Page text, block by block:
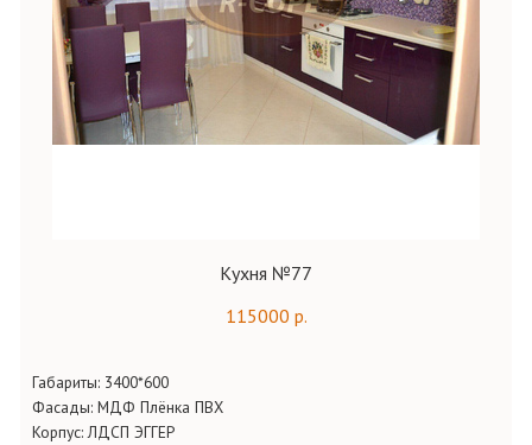
Кухня №77
115000 р.
Габариты: 3400*600
Фасады: МДФ Плёнка ПВХ
Корпус:ЛДСП ЭГГЕР